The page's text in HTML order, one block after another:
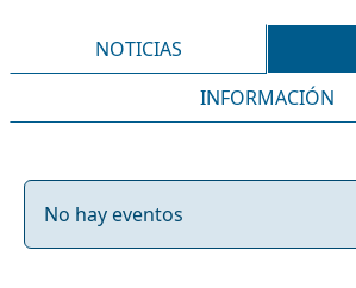
NOTICIAS
INFORMACIÓN
No hay eventos